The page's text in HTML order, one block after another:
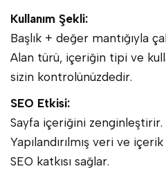
Kullanım Şekli:
Başlık + değer mantığıyla
Alan türü, içeriğin tipi ve
sizin kontrolünüzdedir.
SEO Etkisi:
Sayfa içeriğini zenginleştirir.
Yapılandırılmış veri ve
SEO katkısı sağlar.